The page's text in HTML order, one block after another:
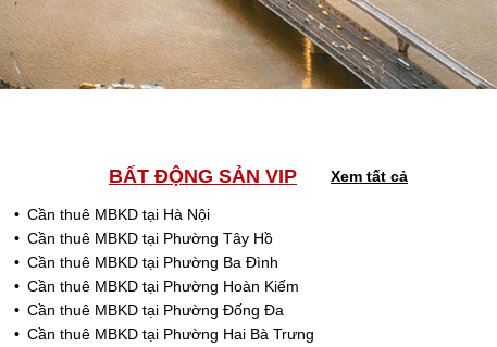
BẤT ĐỘNG SẢN VIP Xem tất cả
Cần thuê MBKD tại Hà Nội
Cần thuê MBKD tại Phường Tây Hồ
Cần thuê MBKD tại Phường Ba Đình
Cần thuê MBKD tại Phường Hoàn Kiếm
Cần thuê MBKD tại Phường Đống Đa
Cần thuê MBKD tại Phường Hai Bà Trưng